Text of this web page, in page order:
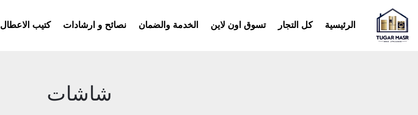
إلى
المحتوى
الرئيسية كل التجار تسوق اون لاين الخدمة والضمان نصائح و ارشادات كتيب الاعطال
شاشات